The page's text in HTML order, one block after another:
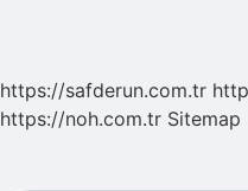
https://safderun.com.tr
https://noh.com.tr Sitemap